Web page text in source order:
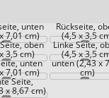
unten
7,01 cm)
Rückseite,
(4,5 x 3,5
oben
3,5 cm)
Linke Seite,
(4,5 x 3,5
unten
7,01 cm)
Rechte
unten (2,43 x
cm)
Seite,
x 8,67 cm)